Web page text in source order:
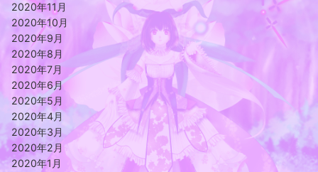
2020年11月
2020年10月
2020年9月
2020年8月
2020年7月
2020年6月
2020年5月
2020年4月
2020年3月
2020年2月
2020年1月